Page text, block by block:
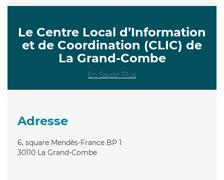
Le Centre Local d’Information
et de Coordination (CLIC) de
La Grand-Combe
En Savoir Plus
Adresse
6, square Mendès-France BP 1
30110 La Grand-Combe